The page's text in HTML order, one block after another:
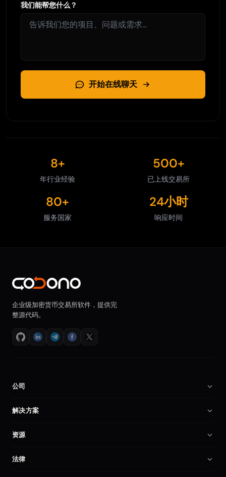
我们能帮您什么？
开始在线聊天
8+
年行业经验
500+
已上线交易所
80+
服务国家
24小时
响应时间
企业级加密货币交易所软件，提供完
整源代码。
公司
关于我们
合作伙伴
产品对比
解决方案
加密货币交易所软件
交易所程序
资源
技术文档
法律